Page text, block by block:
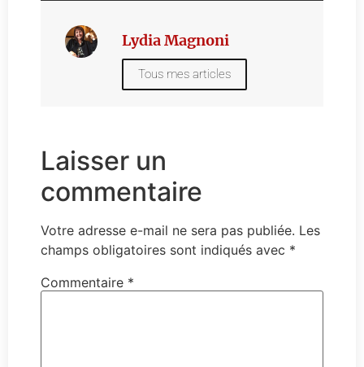
Lydia Magnoni
Tous mes articles
Laisser un
commentaire
Votre adresse e-mail ne sera pas publiée. Les
champs obligatoires sont indiqués avec *
Commentaire *